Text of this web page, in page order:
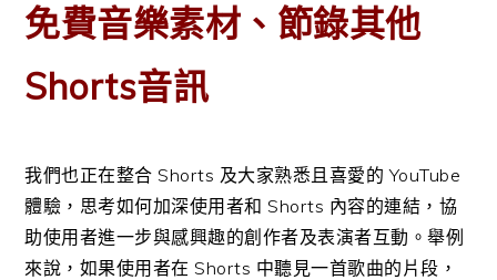
免費音樂素材、節錄其他
Shorts音訊
我們也正在整合 Shorts 及大家熟悉且喜愛的 YouTube
體驗，思考如何加深使用者和 Shorts 內容的連結，協
助使用者進一步與感興趣的創作者及表演者互動。舉例
來說，如果使用者在 Shorts 中聽見一首歌曲的片段，